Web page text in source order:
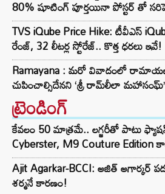
80% షూటింగ్ పూర్తయినా పోస్టర్ తో
TVS iQube Price Hike: టీవీఎస్
రేంజ్, 32 లీటర్ల స్టోరేజ్.. కొత్త ధరలు ఇవే!
Ramayana : మరో వివాదంలో
చుపించాల్సిదేనని ‘శ్రీ రామ్‌లీలా
ట్రెండింగ్‌
కేవలం 50 మాత్రమే.. లగ్జరీతో పాటు
Cyberster, M9 Couture Edition
Ajit Agarkar-BCCI: అజిత్ అగార్కర్
శర్మనే కారణం!